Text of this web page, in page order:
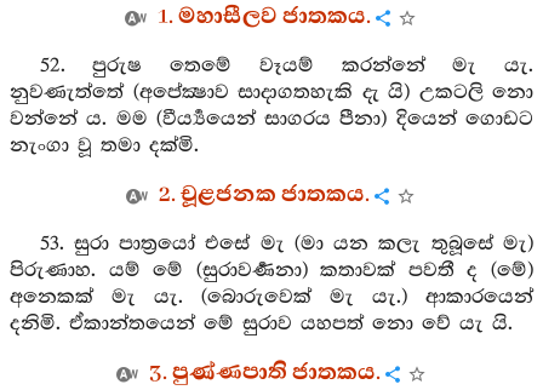
1. මහාසීලව ජාතකය.
52. පුරුෂ තෙමේ වෑයම් කරන්නේ මැ යැ.
නුවණැත්තේ (අපේක්‍ෂාව සාදාගතහැකි දැ යි) උකටලි නො
වන්නේ ය. මම (වීර්‍ය්‍යයෙන් සාගරය පීනා) දියෙන් ගොඩට
නැංගා වූ තමා දක්මි.
2. චූළජනක ජාතකය.
53. සුරා පාත්‍රයෝ එසේ මැ (මා යන කලැ තුබූසේ මැ)
පිරුණාහ. යම් මේ (සුරාවර්‍ණනා) කතාවක් පවතී ද (මේ)
අනෙකක් මැ යැ. (බොරුවෙක් මැ යැ.) ආකාරයෙන්
දනිමි. ඒකාන්තයෙන් මේ සුරාව යහපත් නො වේ යැ යි.
3. පුණ්ණපාති ජාතකය.